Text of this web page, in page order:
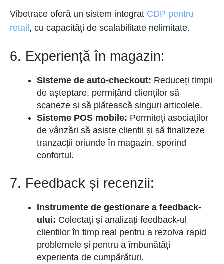
Vibetrace oferă un sistem integrat CDP pentru
retail, cu capacități de scalabilitate nelimitate.
6. Experiență în magazin:
Sisteme de auto-checkout: Reduceți timpii
de așteptare, permițând clienților să
scaneze și să plătească singuri articolele.
Sisteme POS mobile: Permiteți asociaților
de vânzări să asiste clienții și să finalizeze
tranzacții oriunde în magazin, sporind
confortul.
7. Feedback și recenzii:
Instrumente de gestionare a feedback-
ului: Colectați și analizați feedback-ul
clienților în timp real pentru a rezolva rapid
problemele și pentru a îmbunătăți
experiența de cumpărături.